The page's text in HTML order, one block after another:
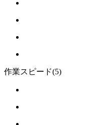
作業スピード(5)